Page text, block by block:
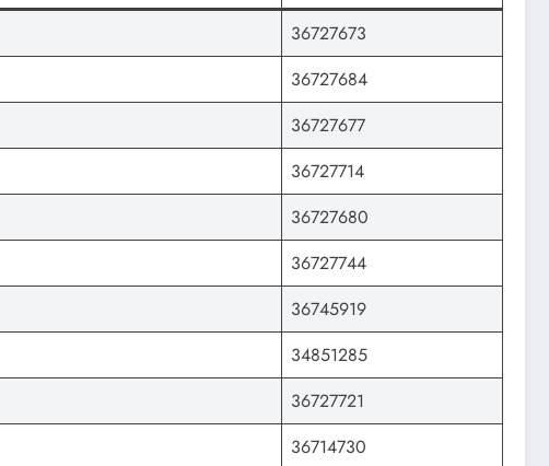
36727673
36727684
36727677
36727714
36727680
36727744
36745919
34851285
36727721
36714730